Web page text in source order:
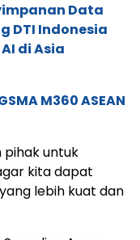
Data
DTI Indonesia
di Asia
M360 ASEAN
pihak untuk
kita dapat
lebih kuat dan